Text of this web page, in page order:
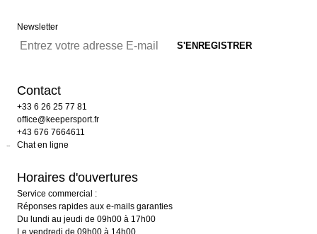
Newsletter
Contact
+33 6 26 25 77 81
office@keepersport.fr
+43 676 7664611
Chat en ligne
Horaires d'ouvertures
Service commercial :
Réponses rapides aux e-mails garanties
Du lundi au jeudi de 09h00 à 17h00
Le vendredi de 09h00 à 14h00